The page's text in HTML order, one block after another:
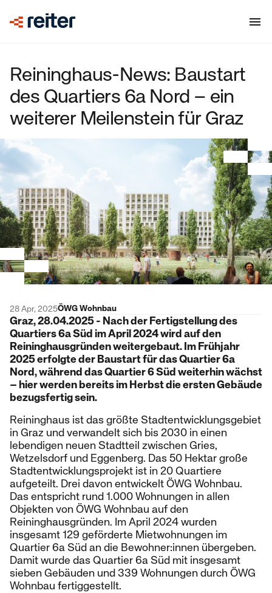
Reininghaus-News: Baustart
des Quartiers 6a Nord – ein
weiterer Meilenstein für Graz
28 Apr, 2025ÖWG Wohnbau
Graz, 28.04.2025 - Nach der Fertigstellung des
Quartiers 6a Süd im April 2024 wird auf den
Reininghausgründen weitergebaut. Im Frühjahr
2025 erfolgte der Baustart für das Quartier 6a
Nord, während das Quartier 6 Süd weiterhin wächst
– hier werden bereits im Herbst die ersten Gebäude
bezugsfertig sein.
Reininghaus ist das größte Stadtentwicklungsgebiet
in Graz und verwandelt sich bis 2030 in einen
lebendigen neuen Stadtteil zwischen Gries,
Wetzelsdorf und Eggenberg. Das 50 Hektar große
Stadtentwicklungsprojekt ist in 20 Quartiere
aufgeteilt. Drei davon entwickelt ÖWG Wohnbau.
Das entspricht rund 1.000 Wohnungen in allen
Objekten von ÖWG Wohnbau auf den
Reininghausgründen. Im April 2024 wurden
insgesamt 129 geförderte Mietwohnungen im
Quartier 6a Süd an die Bewohner:innen übergeben.
Damit wurde das Quartier 6a Süd mit insgesamt
sieben Gebäuden und 339 Wohnungen durch ÖWG
Wohnbau fertiggestellt.